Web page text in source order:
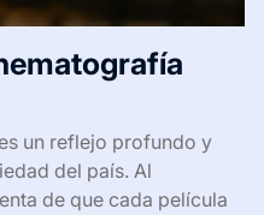
un reflejo profundo y
del país. Al
de que cada película